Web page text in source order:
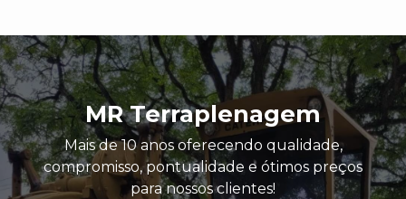
MR Terraplenagem
Mais de 10 anos oferecendo qualidade,
compromisso, pontualidade e ótimos preços
para nossos clientes!